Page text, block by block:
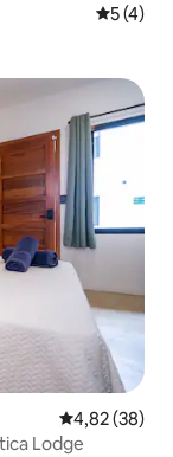
5 (4)
Priemerné
4,82 (38)
Lodge